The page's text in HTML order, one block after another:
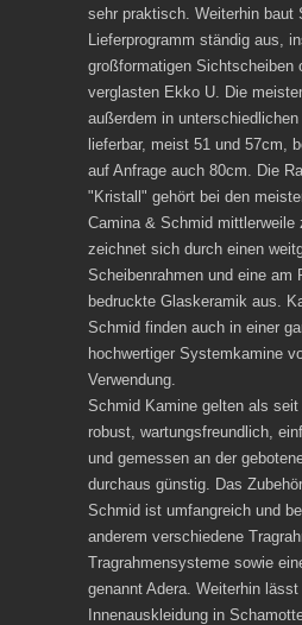
sehr praktisch. Weiterhin baut
Lieferprogramm ständig aus,
großformatigen Sichtscheiben
verglasten Ekko U. Die
außerdem in
lieferbar, meist 51 und 57cm,
auf Anfrage auch 80cm. Die
"Kristall" gehört bei den
Camina & Schmid mittlerweile
zeichnet sich durch einen
Scheibenrahmen und eine am
bedruckte Glaskeramik aus.
Schmid finden auch in einer
hochwertiger Systemkamine
Verwendung.
Schmid Kamine gelten als
robust, wartungsfreundlich,
und gemessen an der
durchaus günstig. Das
Schmid ist umfangreich und
anderem verschiedene
Tragrahmensysteme sowie
genannt Adera. Weiterhin
Innenauskleidung in